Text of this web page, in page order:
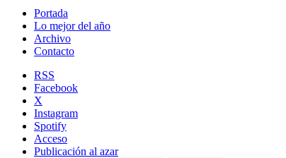
Portada
Lo mejor del año
Archivo
Contacto
RSS
Facebook
X
Instagram
Spotify
Acceso
Publicación al azar